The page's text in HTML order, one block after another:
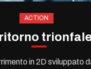
ACTION
in 2D